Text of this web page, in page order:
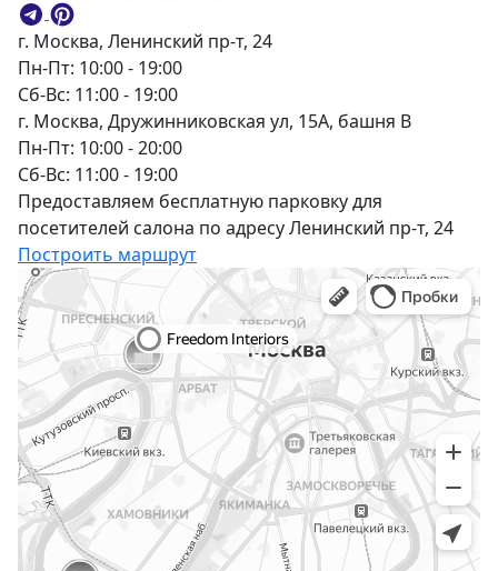
г. Москва, Ленинский пр-т, 24
Пн-Пт: 10:00 - 19:00
Сб-Вс: 11:00 - 19:00
г. Москва, Дружинниковская ул, 15А, башня В
Пн-Пт: 10:00 - 20:00
Сб-Вс: 11:00 - 19:00
Предоставляем бесплатную парковку для
посетителей салона по адресу Ленинский пр-т, 24
Построить маршрут